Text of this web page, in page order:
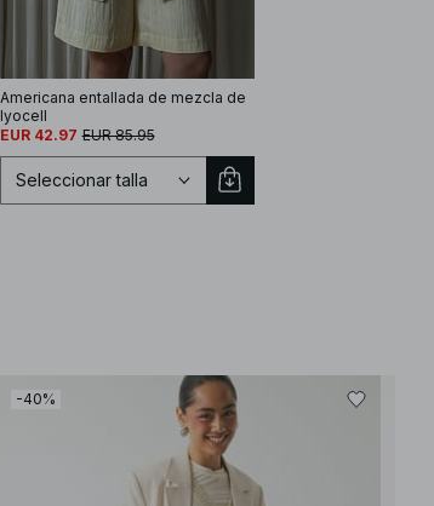
Americana entallada de mezcla de
lyocell
EUR 42.97 EUR 85.95
Seleccionar talla
-40%